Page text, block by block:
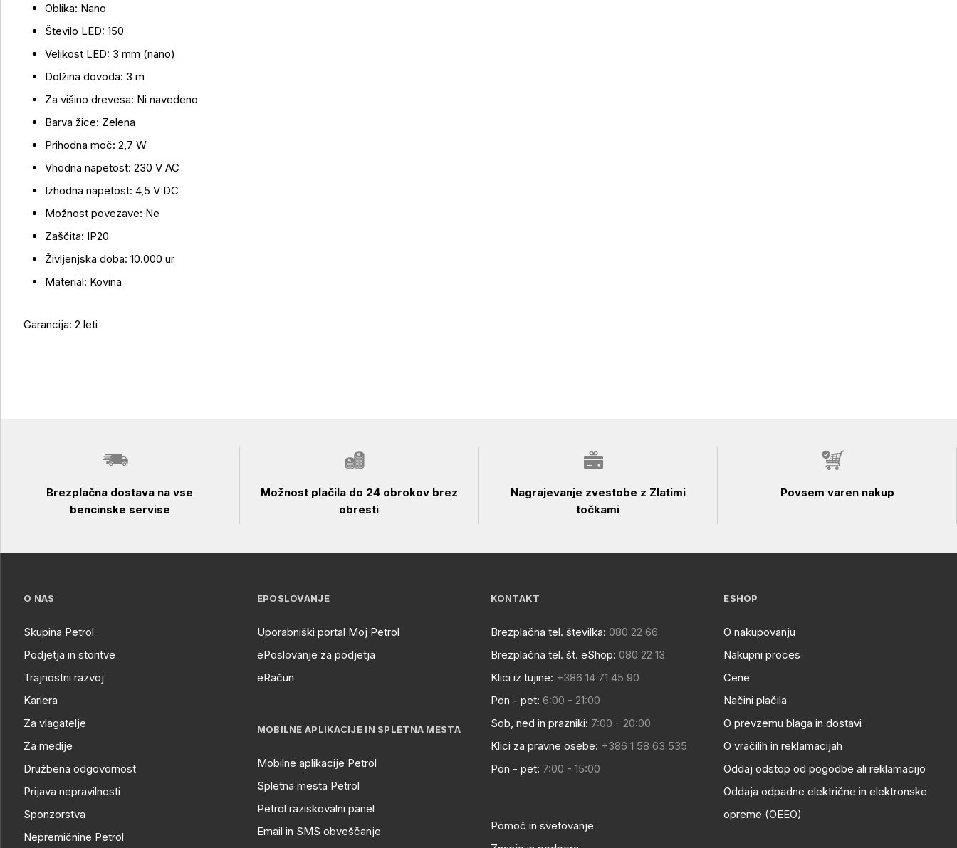
Več o izdelku
Oblika: Nano
Število LED: 150
Velikost LED: 3 mm (nano)
Dolžina dovoda: 3 m
Za višino drevesa: Ni navedeno
Barva žice: Zelena
Prihodna moč: 2,7 W
Vhodna napetost: 230 V AC
Izhodna napetost: 4,5 V DC
Možnost povezave: Ne
Zaščita: IP20
Življenjska doba: 10.000 ur
Material: Kovina
Garancija: 2 leti
Brezplačna dostava na vse
bencinske servise
Možnost plačila do 24 obrokov brez
obresti
Nagrajevanje zvestobe z Zlatimi
točkami
Povsem varen nakup
O NAS
Skupina Petrol
Podjetja in storitve
Trajnostni razvoj
Kariera
Za vlagatelje
Za medije
Družbena odgovornost
Prijava nepravilnosti
Sponzorstva
Nepremičnine Petrol
EPOSLOVANJE
Uporabniški portal Moj Petrol
ePoslovanje za podjetja
eRačun
MOBILNE APLIKACIJE IN SPLETNA MESTA
Mobilne aplikacije Petrol
Spletna mesta Petrol
Petrol raziskovalni panel
Email in SMS obveščanje
KONTAKT
Brezplačna tel. številka: 080 22 66
Brezplačna tel. št. eShop: 080 22 13
Klici iz tujine: +386 14 71 45 90
Pon - pet: 6:00 - 21:00
Sob, ned in prazniki: 7:00 - 20:00
Klici za pravne osebe: +386 1 58 63 535
Pon - pet: 7:00 - 15:00
Pomoč in svetovanje
ESHOP
O nakupovanju
Nakupni proces
Cene
Načini plačila
O prevzemu blaga in dostavi
O vračilih in reklamacijah
Oddaj odstop od pogodbe ali reklamacijo
Oddaja odpadne električne in elektronske
opreme (OEEO)